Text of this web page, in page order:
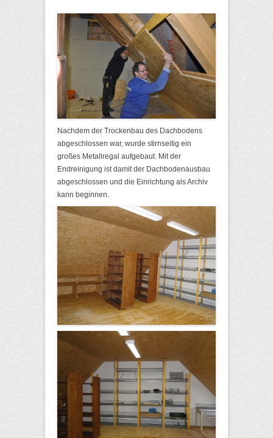
Nachdem der Trockenbau des Dachbodens
abgeschlossen war, wurde stirnseitig ein
großes Metallregal aufgebaut. Mit der
Endreinigung ist damit der Dachbodenausbau
abgeschlossen und die Einrichtung als Archiv
kann beginnen.